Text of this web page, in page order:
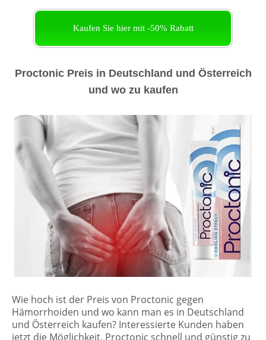
Kaufen Sie hier mit -50% Rabatt
Proctonic Preis in Deutschland und Österreich
und wo zu kaufen
Wie hoch ist der Preis von Proctonic gegen
Hämorrhoiden und wo kann man es in Deutschland
und Österreich kaufen? Interessierte Kunden haben
jetzt die Möglichkeit, Proctonic schnell und günstig zu